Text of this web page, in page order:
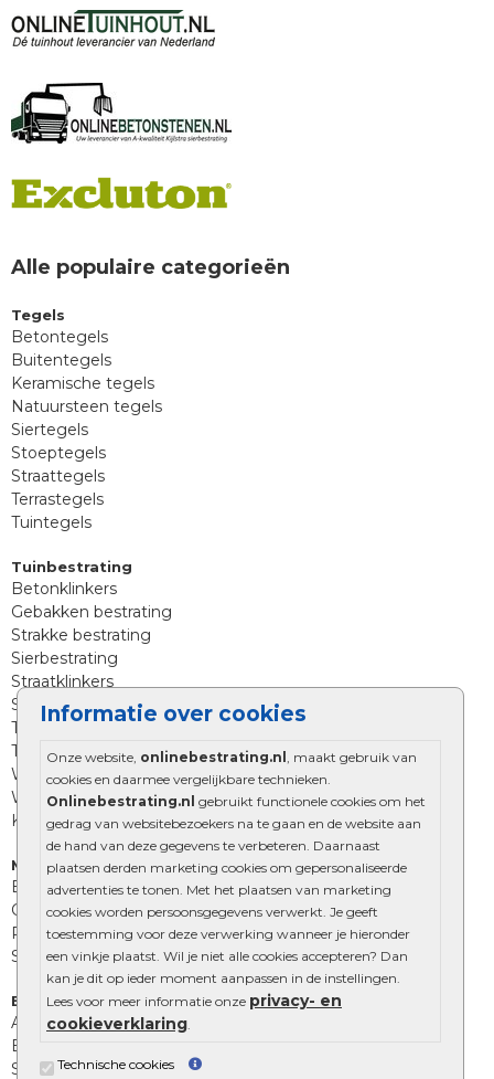
Informatie over cookies
Onze website, onlinebestrating.nl , maakt gebruik van
cookies en daarmee vergelijkbare technieken.
Onlinebestrating.nl gebruikt functionele cookies om het
gedrag van websitebezoekers na te gaan en de website aan
de hand van deze gegevens te verbeteren. Daarnaast
plaatsen derden marketing cookies om gepersonaliseerde
advertenties te tonen. Met het plaatsen van marketing
cookies worden persoonsgegevens verwerkt. Je geeft
toestemming voor deze verwerking wanneer je hieronder
een vinkje plaatst. Wil je niet alle cookies accepteren? Dan
kan je dit op ieder moment aanpassen in de instellingen.
Lees voor meer informatie onze privacy- en
cookieverklaring.
Technische cookies
Alle populaire categorieën
Tegels
Betontegels
Buitentegels
Keramische tegels
Natuursteen tegels
Siertegels
Stoeptegels
Straattegels
Terrastegels
Tuintegels
Tuinbestrating
Betonklinkers
Gebakken bestrating
Strakke bestrating
Sierbestrating
Straatklinkers
Straatstenen
Trommelstenen
Tuinstenen
Waalformaat
Wildverband bestrating
Kingstones
Muurelementen
Betonbielzen
Opsluitbanden
Palissades
Stapelblokken
Extra benodigdheden
Afwatering en diversen
Beplantings en betonelementen
Split, grind en zand